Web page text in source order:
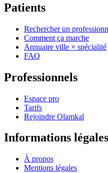
Patients
Rechercher un
Comment ça marche
Annuaire ville × spécialité
FAQ
Professionnels
Espace pro
Tarifs
Rejoindre Olamkal
Informations légales
À propos
Mentions légales